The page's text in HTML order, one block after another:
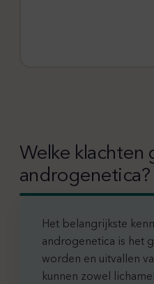
Welke klachten
androgenetica?
Het belangrijkste
androgenetica is het
worden en uitvallen
kunnen zowel